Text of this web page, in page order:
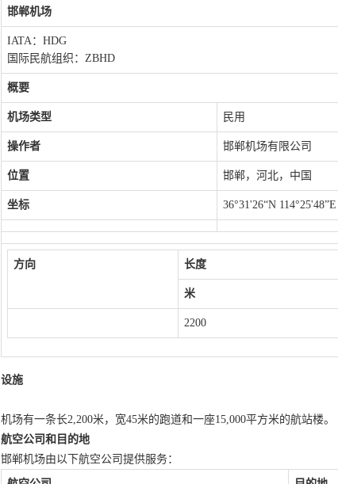
邯郸机场
IATA：HDG
国际民航组织：ZBHD
概要
机场类型 民用
操作者 邯郸机场有限公司
位置 邯郸，河北，中国
坐标 36°31'26“N 114°25'48”E
方向 长度
米
2200
设施
机场有一条长2,200米，宽45米的跑道和一座15,000平方米的航站楼
航空公司和目的地
邯郸机场由以下航空公司提供服务：